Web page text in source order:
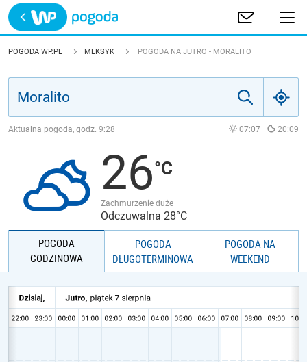
Trwa ładowanie
POLSKA
POGODA WP.PL MEKSYK POGODA NA JUTRO - MORALITO
Aktualna pogoda, godz. 9:28 07:07 20:09
26
Zachmurzenie duże
Odczuwalna 28°C
POGODA
GODZINOWA
POGODA
DŁUGOTERMINOWA
POGODA NA
WEEKEND